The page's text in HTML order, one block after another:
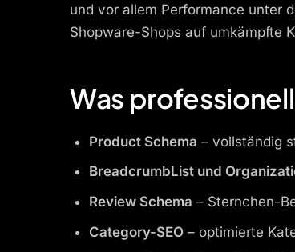
und vor allem Performance unter
Shopware-Shops auf umkämpfte
Was
Product Schema – vollständig
BreadcrumbList und
Review Schema – Sternchen-
Category-SEO – optimierte